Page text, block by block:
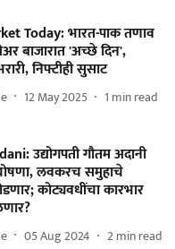
Today: भारत-पाक तणाव
बाजारात 'अच्छे दिन',
निफ्टीही सुसाट
12 May 2025 1 min read
उद्योगपती गौतम अदानी
लवकरच समुहाचे
कोट्यवधींचा कारभार
05 Aug 2024 2min read